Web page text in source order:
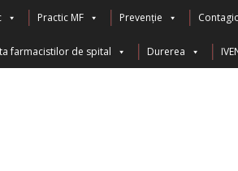
Practic MF Prevenție
farmacistilor de spital Durerea